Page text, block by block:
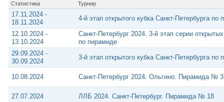
Статистика Турнир
17.11.2024 -
18.11.2024
4-й этап открытого кубка Санкт-Петербурга
12.10.2024 -
13.10.2024
Санкт-Петербург 2024. 3-й этап серии
по пирамиде
29.09.2024 -
30.09.2024
3-й этап открытого кубка Санкт-Петербурга
10.08.2024 Санкт-Петербург 2024. Ольгино. Пирамида № 3
27.07.2024 ЛЛБ 2024. Санкт-Петербург. Пирамида № 18